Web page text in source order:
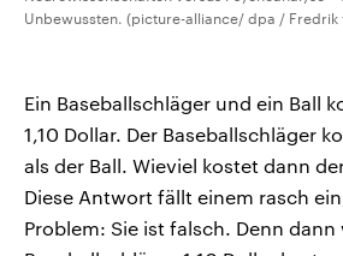
Unbewussten. (picture-alliance/ dpa / Fredrik
Ein Baseballschläger und ein Ball
1,10 Dollar. Der Baseballschläger
als der Ball. Wieviel kostet dann
Diese Antwort fällt einem rasch
Problem: Sie ist falsch. Denn dann